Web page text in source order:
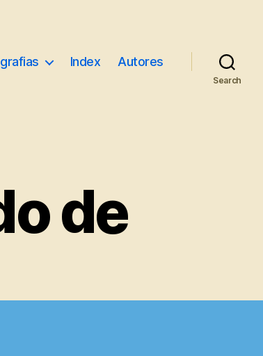
Index Autores
Search
de